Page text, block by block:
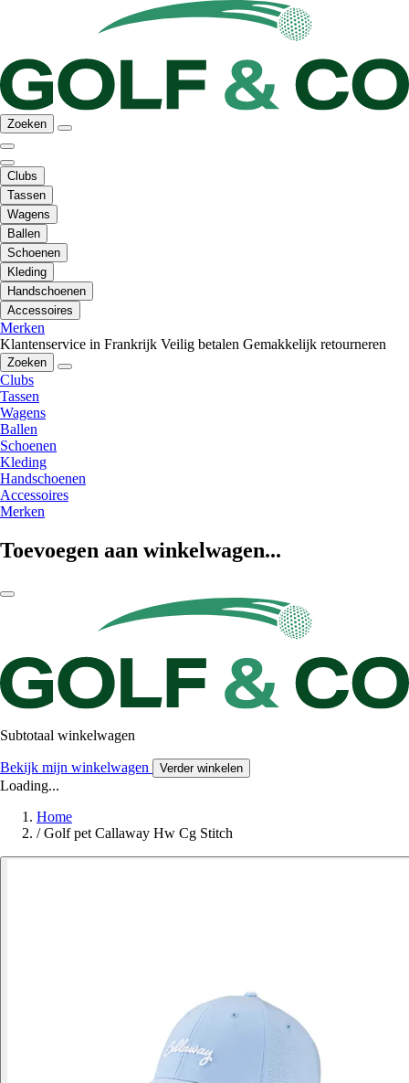
Zoeken
Clubs
Tassen
Wagens
Ballen
Schoenen
Kleding
Handschoenen
Accessoires
Merken
Klantenservice in Frankrijk Veilig betalen Gemakkelijk retourneren
Zoeken
Clubs
Tassen
Wagens
Ballen
Schoenen
Kleding
Handschoenen
Accessoires
Merken
Toevoegen aan winkelwagen...
Subtotaal winkelwagen
Bekijk mijn winkelwagen Verder winkelen
Loading...
Home
/ Golf pet Callaway Hw Cg Stitch